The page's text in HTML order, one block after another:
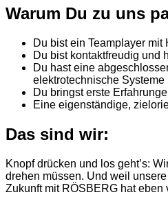
Warum Du zu uns
Du bist ein Teamplayer
Du bist kontaktfreudig und
Du hast eine
elektrotechnische Systeme
Du bringst erste
Eine eigenständige,
Das sind wir:
Knopf drücken und los geht’s:
drehen müssen. Und weil
Zukunft mit RÖSBERG hat